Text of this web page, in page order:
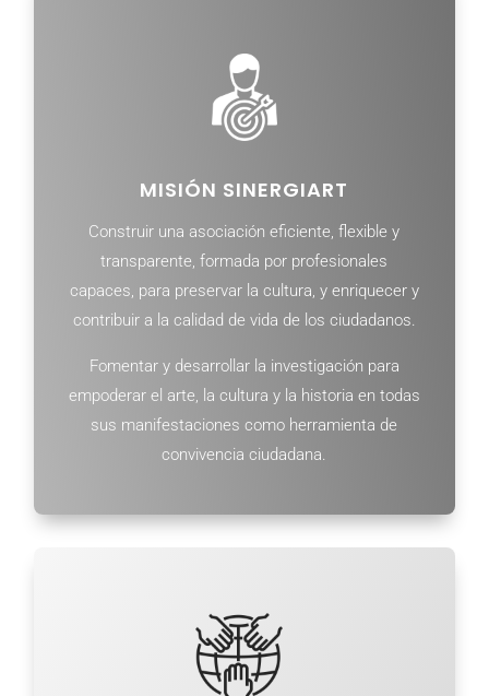
MISIÓN SINERGIART
Construir una asociación eficiente, flexible y
transparente, formada por profesionales
capaces, para preservar la cultura, y enriquecer y
contribuir a la calidad de vida de los ciudadanos.
Fomentar y desarrollar la investigación para
empoderar el arte, la cultura y la historia en todas
sus manifestaciones como herramienta de
convivencia ciudadana.